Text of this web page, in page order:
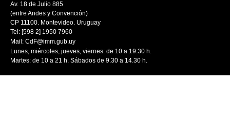
Av. 18 de Julio 885
(entre Andes y Convención)
CP 11100. Montevideo. Uruguay
Tel: [598 2] 1950 7960
Mail: CdF@imm.gub.uy
Lunes, miércoles, jueves, viernes: de 10 a 19.30 h.
Martes: de 10 a 21 h. Sábados de 9.30 a 14.30 h.